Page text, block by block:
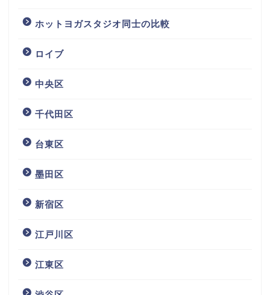
ホットヨガスタジオ同士の比較
ロイブ
中央区
千代田区
台東区
墨田区
新宿区
江戸川区
江東区